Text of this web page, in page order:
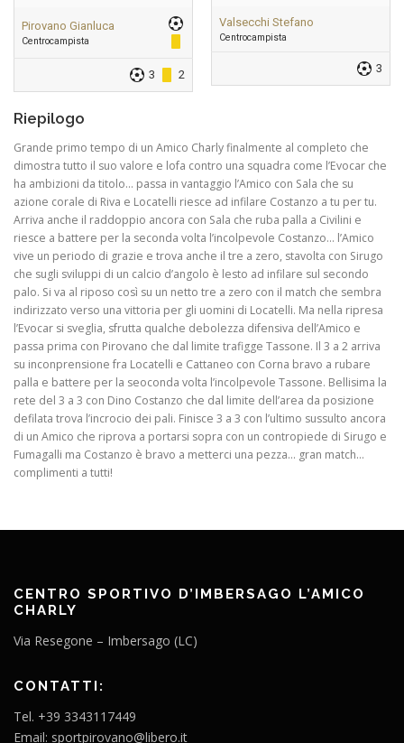
Pirovano Gianluca
Centrocampista
3 2
Valsecchi Stefano
Centrocampista
3
Riepilogo
Grande primo tempo di un Amico Charly finalmente al completo che
dimostra tutto il suo valore e lofa contro una squadra come l’Evocar che
ha ambizioni da titolo… passa in vantaggio l’Amico con Sala che su
azione corale di Riva e Locatelli riesce ad infilare Costanzo a tu per tu.
Arriva anche il raddoppio ancora con Sala che ruba palla a Civilini e
riesce a battere per la seconda volta l’incolpevole Costanzo… l’Amico
vive un periodo di grazie e trova anche il tre a zero, stavolta con Sirugo
che sugli sviluppi di un calcio d’angolo è lesto ad infilare sul secondo
palo. Si va al riposo così su un netto tre a zero con il match che sembra
indirizzato verso una vittoria per gli uomini di Locatelli. Ma nella ripresa
l’Evocar si sveglia, sfrutta qualche debolezza difensiva dell’Amico e
passa prima con Pirovano che dal limite trafigge Tassone. Il 3 a 2 arriva
su inconprensione fra Locatelli e Cattaneo con Corna bravo a rubare
palla e battere per la seoconda volta l’incolpevole Tassone. Bellisima la
rete del 3 a 3 con Dino Costanzo che dal limite dell’area da posizione
defilata trova l’incrocio dei pali. Finisce 3 a 3 con l’ultimo sussulto ancora
di un Amico che riprova a portarsi sopra con un contropiede di Sirugo e
Fumagalli ma Costanzo è bravo a metterci una pezza… gran match…
complimenti a tutti!
CENTRO SPORTIVO D’IMBERSAGO L’AMICO
CHARLY
Via Resegone – Imbersago (LC)
CONTATTI:
Tel. +39 3343117449
Email: sportpirovano@libero.it